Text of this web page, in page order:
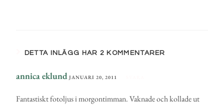
DETTA INLÄGG HAR 2 KOMMENTARER
annica eklund JANUARI 20, 2011
Fantastiskt fotoljus i morgontimman. Vaknade och kollade ut